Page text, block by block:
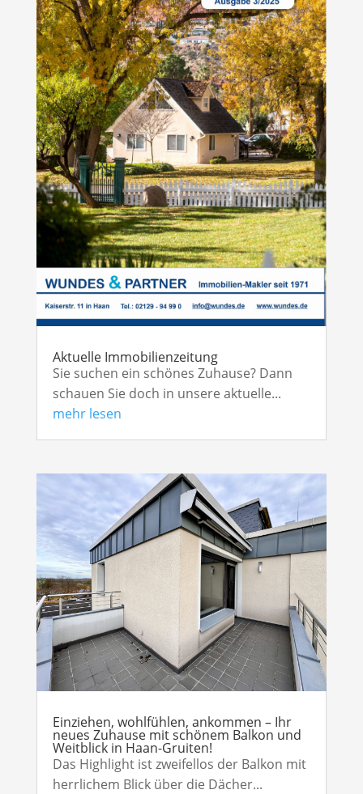
Aktuelle Immobilienzeitung
Sie suchen ein schönes Zuhause? Dann
schauen Sie doch in unsere aktuelle...
mehr lesen
Einziehen, wohlfühlen, ankommen – Ihr
neues Zuhause mit schönem Balkon und
Weitblick in Haan-Gruiten!
Das Highlight ist zweifellos der Balkon mit
herrlichem Blick über die Dächer...